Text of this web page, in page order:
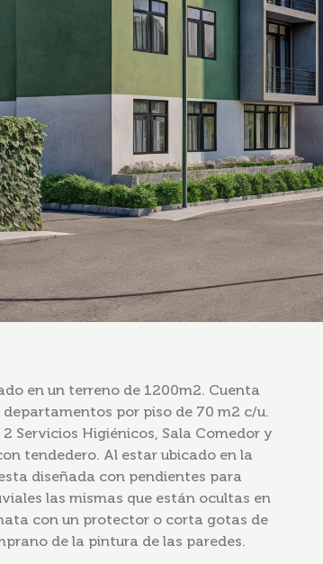
en un terreno de 1200m2. Cuenta
por piso de 70 m2 c/u.
Servicios Higiénicos, Sala Comedor y
tendedero. Al estar ubicado en la
diseñada con pendientes para
las mismas que están ocultas en
con un protector o corta gotas de
de la pintura de las paredes.